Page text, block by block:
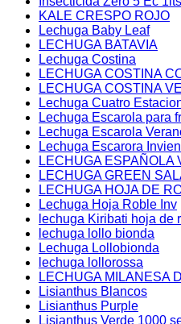
KALE CRESPO ROJO
Lechuga Baby Leaf
LECHUGA BATAVIA
Lechuga Costina
LECHUGA COSTINA
LECHUGA COSTINA
Lechuga Cuatro
Lechuga Escarola para
Lechuga Escarola
Lechuga Escarora
LECHUGA ESPAÑOLA
LECHUGA GREEN
LECHUGA HOJA DE
Lechuga Hoja Roble Inv
lechuga Kiribati hoja de
lechuga lollo bionda
Lechuga Lollobionda
lechuga lollorossa
LECHUGA MILANESA
Lisianthus Blancos
Lisianthus Purple
Lisianthus Verde 1000